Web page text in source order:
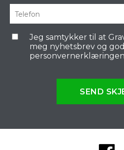
Jeg samtykker til at
meg nyhetsbrev og
personvernerklæringen
SEND